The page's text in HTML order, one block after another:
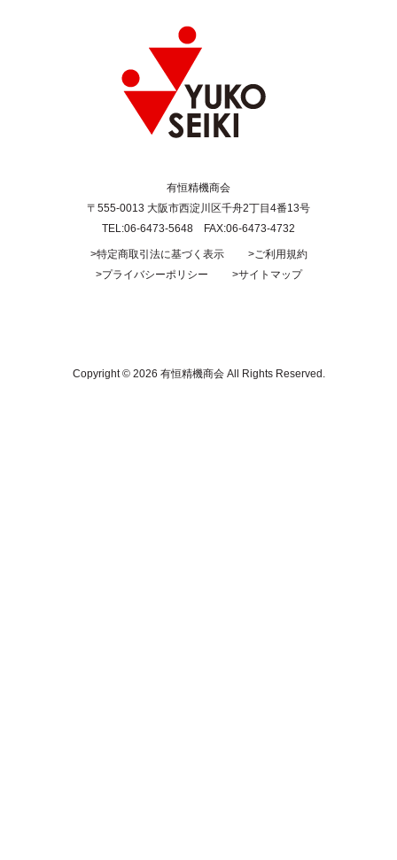
有恒精機商会
〒555-0013 大阪市西淀川区千舟2丁目4番13号
TEL:06-6473-5648 FAX:06-6473-4732
>特定商取引法に基づく表示
>ご利用規約
>プライバシーポリシー
>サイトマップ
Copyright © 2026 有恒精機商会 All Rights Reserved.